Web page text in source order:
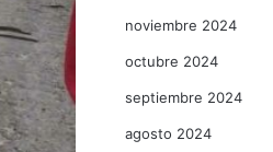
noviembre 2024
octubre 2024
septiembre 2024
agosto 2024